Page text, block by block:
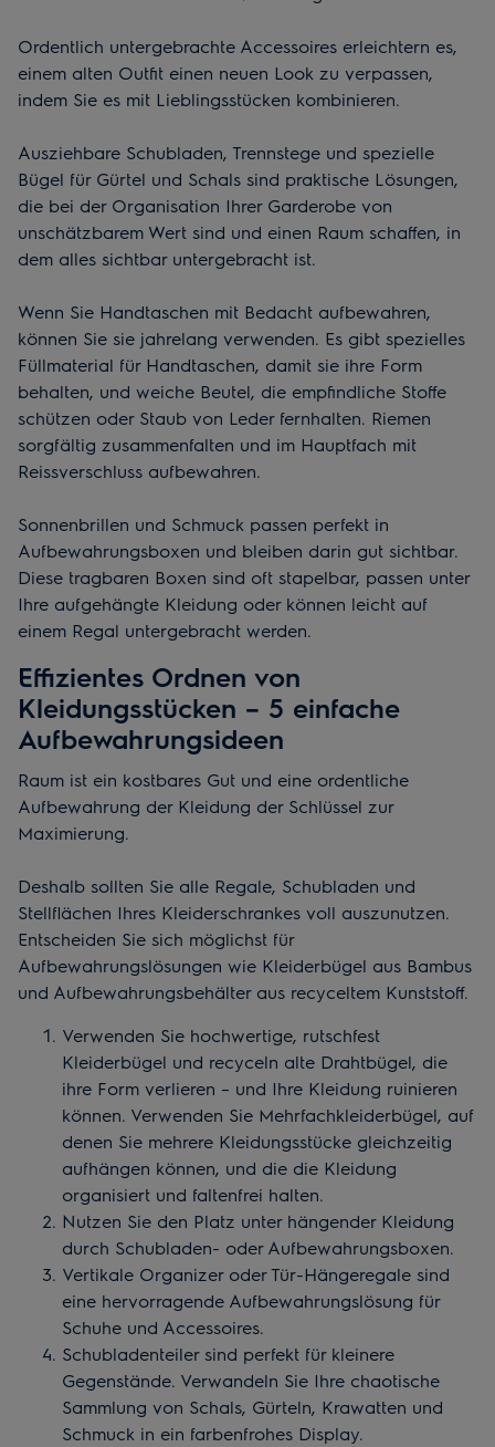
Ordentlich untergebrachte Accessoires erleichtern es,
einem alten Outfit einen neuen Look zu verpassen,
indem Sie es mit Lieblingsstücken kombinieren.
Ausziehbare Schubladen, Trennstege und spezielle
Bügel für Gürtel und Schals sind praktische Lösungen,
die bei der Organisation Ihrer Garderobe von
unschätzbarem Wert sind und einen Raum schaffen, in
dem alles sichtbar untergebracht ist.
Wenn Sie Handtaschen mit Bedacht aufbewahren,
können Sie sie jahrelang verwenden. Es gibt spezielles
Füllmaterial für Handtaschen, damit sie ihre Form
behalten, und weiche Beutel, die empfindliche Stoffe
schützen oder Staub von Leder fernhalten. Riemen
sorgfältig zusammenfalten und im Hauptfach mit
Reissverschluss aufbewahren.
Sonnenbrillen und Schmuck passen perfekt in
Aufbewahrungsboxen und bleiben darin gut sichtbar.
Diese tragbaren Boxen sind oft stapelbar, passen unter
Ihre aufgehängte Kleidung oder können leicht auf
einem Regal untergebracht werden.
Effizientes Ordnen von
Kleidungsstücken – 5 einfache
Aufbewahrungsideen
Raum ist ein kostbares Gut und eine ordentliche
Aufbewahrung der Kleidung der Schlüssel zur
Maximierung.
Deshalb sollten Sie alle Regale, Schubladen und
Stellflächen Ihres Kleiderschrankes voll auszunutzen.
Entscheiden Sie sich möglichst für
Aufbewahrungslösungen wie Kleiderbügel aus Bambus
und Aufbewahrungsbehälter aus recyceltem Kunststoff.
Verwenden Sie hochwertige, rutschfest
Kleiderbügel und recyceln alte Drahtbügel, die
ihre Form verlieren – und Ihre Kleidung ruinieren
können. Verwenden Sie Mehrfachkleiderbügel, auf
denen Sie mehrere Kleidungsstücke gleichzeitig
aufhängen können, und die die Kleidung
organisiert und faltenfrei halten.
Nutzen Sie den Platz unter hängender Kleidung
durch Schubladen- oder Aufbewahrungsboxen.
Vertikale Organizer oder Tür-Hängeregale sind
eine hervorragende Aufbewahrungslösung für
Schuhe und Accessoires.
Schubladenteiler sind perfekt für kleinere
Gegenstände. Verwandeln Sie Ihre chaotische
Sammlung von Schals, Gürteln, Krawatten und
Schmuck in ein farbenfrohes Display.